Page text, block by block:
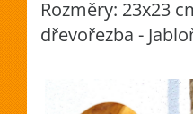
Rozměry: 23x23
dřevořezba -